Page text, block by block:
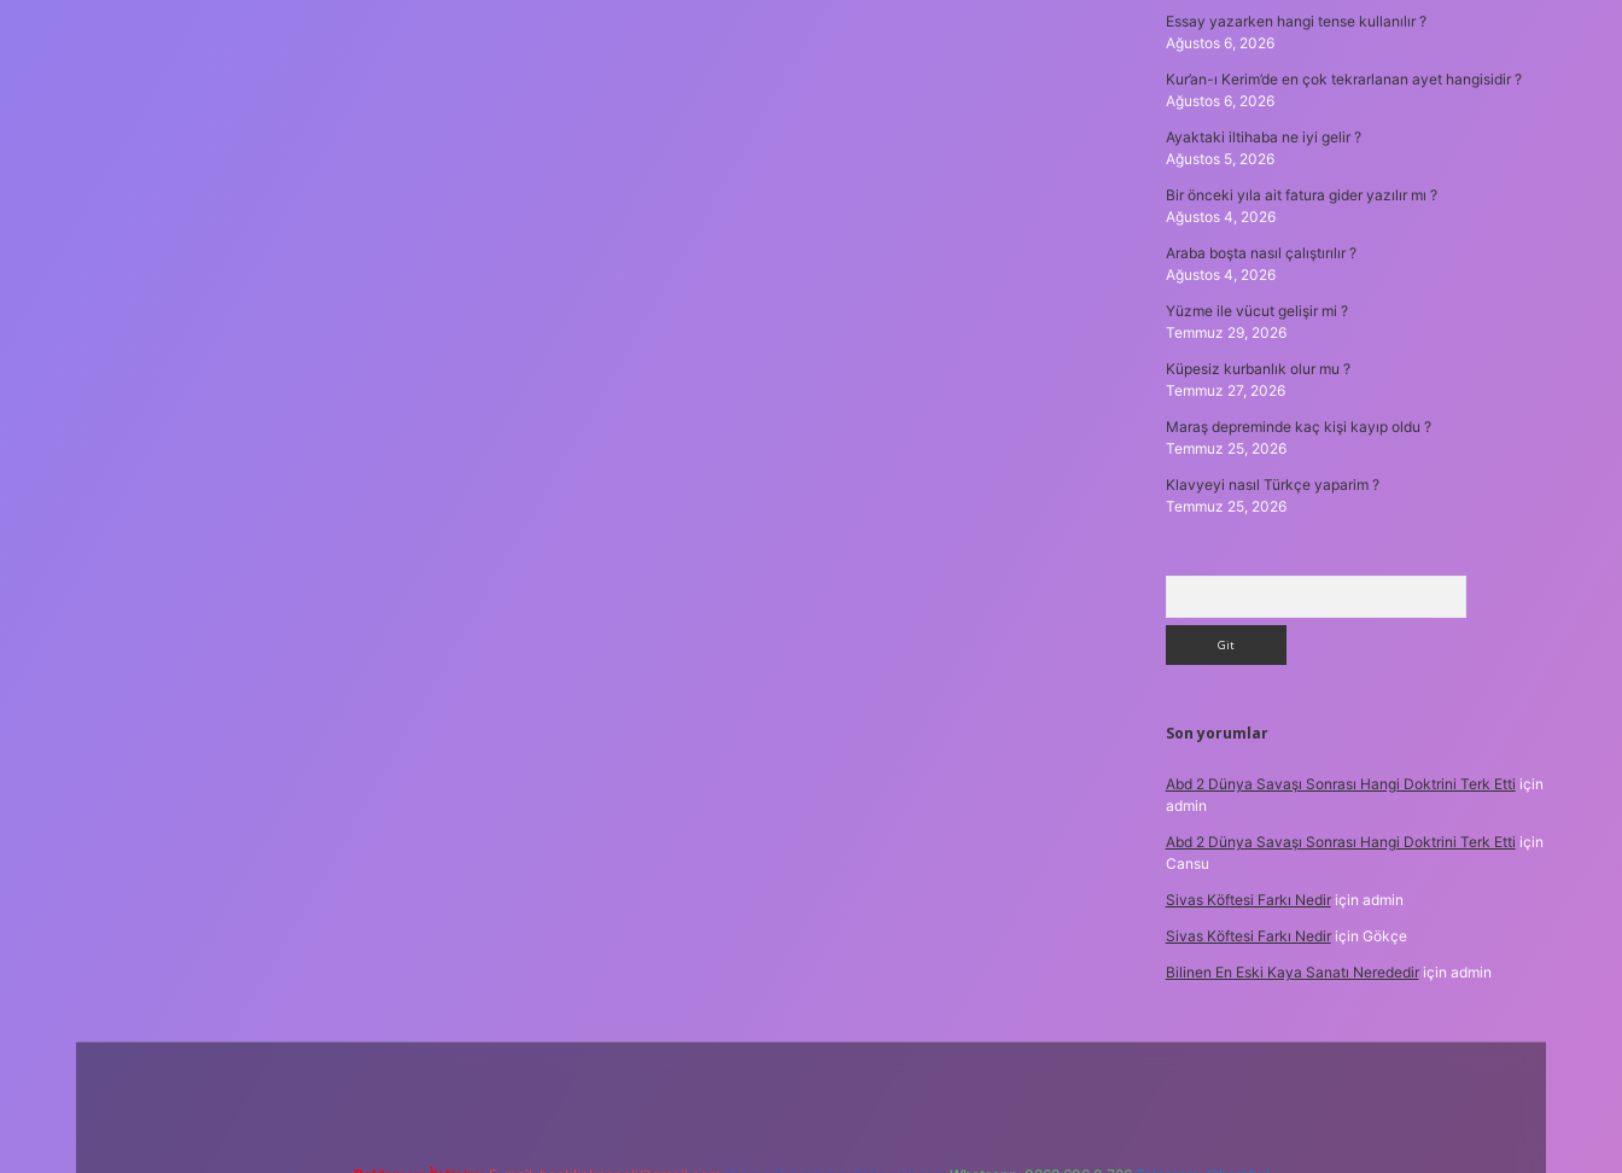
Essay yazarken hangi tense kullanılır ?
Ağustos 6, 2026
Kur’an-ı Kerim’de en çok tekrarlanan ayet hangisidir ?
Ağustos 6, 2026
Ayaktaki iltihaba ne iyi gelir ?
Ağustos 5, 2026
Bir önceki yıla ait fatura gider yazılır mı ?
Ağustos 4, 2026
Araba boşta nasıl çalıştırılır ?
Ağustos 4, 2026
Yüzme ile vücut gelişir mi ?
Temmuz 29, 2026
Küpesiz kurbanlık olur mu ?
Temmuz 27, 2026
Maraş depreminde kaç kişi kayıp oldu ?
Temmuz 25, 2026
Klavyeyi nasıl Türkçe yaparim ?
Temmuz 25, 2026
Son yorumlar
Abd 2 Dünya Savaşı Sonrası Hangi Doktrini Terk Etti için
admin
Abd 2 Dünya Savaşı Sonrası Hangi Doktrini Terk Etti için
Cansu
Sivas Köftesi Farkı Nediriçin admin
Sivas Köftesi Farkı Nediriçin Gökçe
Bilinen En Eski Kaya Sanatı Neredediriçin admin